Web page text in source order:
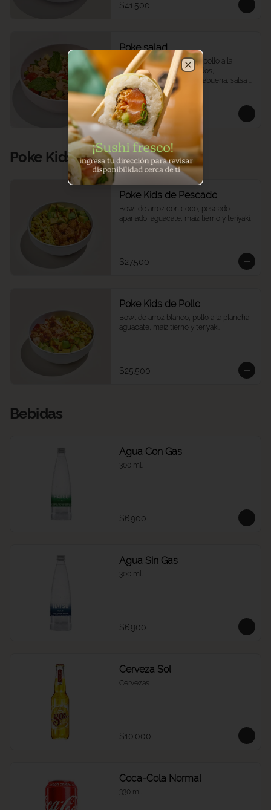
$41.500
Poke salad
Quinoa, mix de lechugas, pollo a la
plancha, tomates confitados,
edamames, mango, hierbabuena, salsa
ponzu.
$35.900
Poke Kids
Poke Kids de Pescado
Bowl de arroz con coco, pescado
apanado, aguacate, maíz tierno y teriyaki.
$27.500
Poke Kids de Pollo
Bowl de arroz blanco, pollo a la plancha,
aguacate, maíz tierno y teriyaki.
$25.500
Bebidas
Agua Con Gas
300 ml.
$6.900
Agua Sin Gas
300 ml.
$6.900
Cerveza Sol
Cervezas
$10.000
Coca-Cola Normal
330 ml.
Close